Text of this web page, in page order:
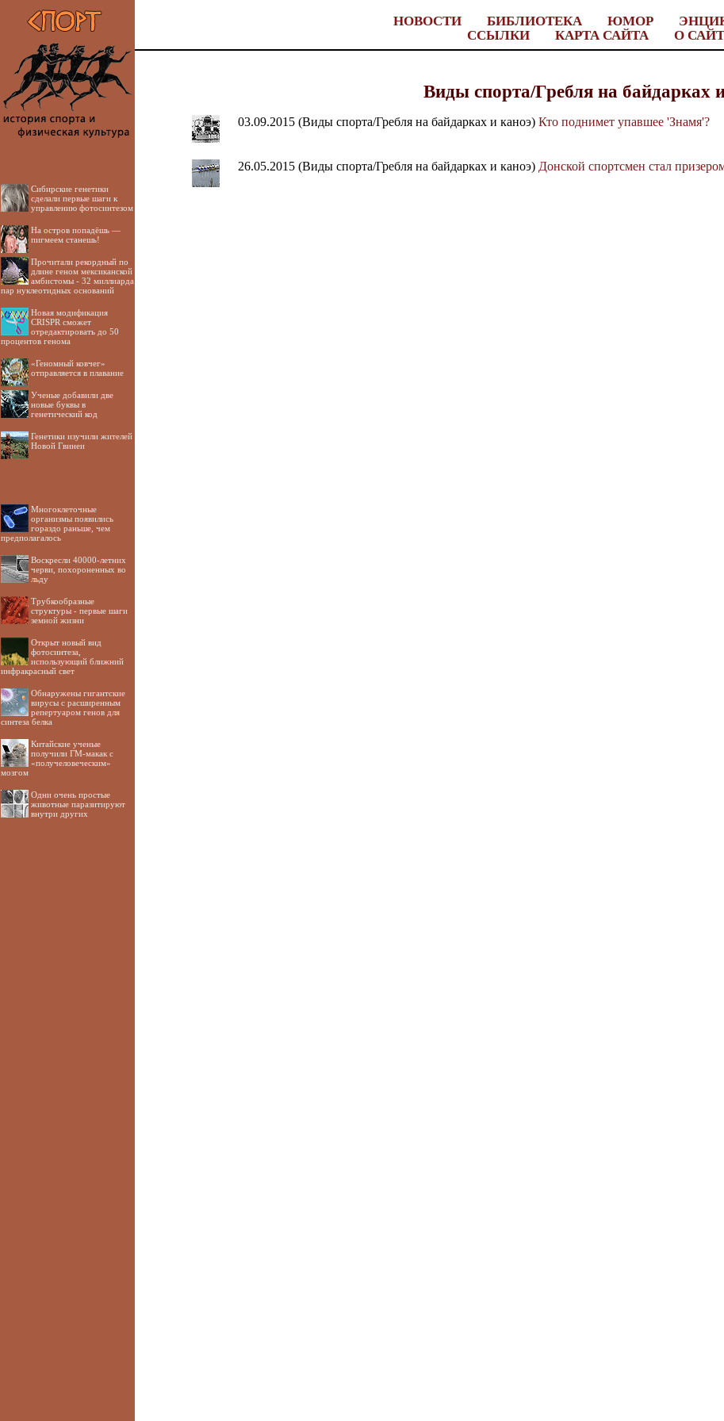
Сибирские генетики
сделали первые шаги к
управлению фотосинтезом
На остров попадёшь —
пигмеем станешь!
Прочитали рекордный по
длине геном мексиканской
амбистомы - 32 миллиарда
пар нуклеотидных оснований
Новая модификация
CRISPR сможет
отредактировать до 50
процентов генома
«Геномный ковчег»
отправляется в плавание
Ученые добавили две
новые буквы в
генетический код
Генетики изучили жителей
Новой Гвинеи
Многоклеточные
организмы появились
гораздо раньше, чем
предполагалось
Воскресли 40000-летних
черви, похороненных во
льду
Трубкообразные
структуры - первые шаги
земной жизни
Открыт новый вид
фотосинтеза,
использующий ближний
инфракрасный свет
Обнаружены гигантские
вирусы с расширенным
репертуаром генов для
синтеза белка
Китайские ученые
получили ГМ-макак с
«получеловеческим»
мозгом
Одни очень простые
животные паразитируют
внутри других
НОВОСТИ БИБЛИОТЕКА ЮМОР
ССЫЛКИ
КАРТА САЙТА О
Виды спорта/Гребля на байдарках
03.09.2015 (Виды спорта/Гребля на байдарках и каноэ) Кто поднимет упавшее 'Знамя'?
26.05.2015 (Виды спорта/Гребля на байдарках и каноэ) Донской спортсмен стал